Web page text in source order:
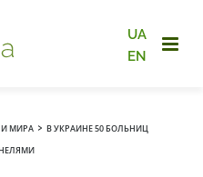
UA
EN
МИРА › В УКРАИНЕ 50 БОЛЬНИЦ